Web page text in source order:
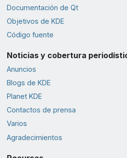
Documentación de Qt
Objetivos de KDE
Código fuente
Noticias y cobertura
Anuncios
Blogs de KDE
Planet KDE
Contactos de prensa
Varios
Agradecimientos